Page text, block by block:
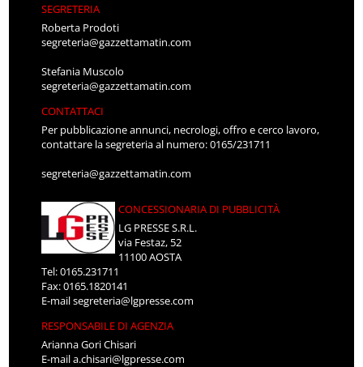
SEGRETERIA
Roberta Prodoti
segreteria@gazzettamatin.com
Stefania Muscolo
segreteria@gazzettamatin.com
CONTATTACI
Per pubblicazione annunci, necrologi, offro e cerco lavoro,
contattare la segreteria al numero: 0165/231711
segreteria@gazzettamatin.com
CONCESSIONARIA DI PUBBLICITÀ
LG PRESSE S.R.L.
via Festaz, 52
11100 AOSTA
Tel: 0165.231711
Fax: 0165.1820141
E-mailsegreteria@lgpresse.com
RESPONSABILE DI AGENZIA
Arianna Gori Chisari
E-maila.chisari@lgpresse.com